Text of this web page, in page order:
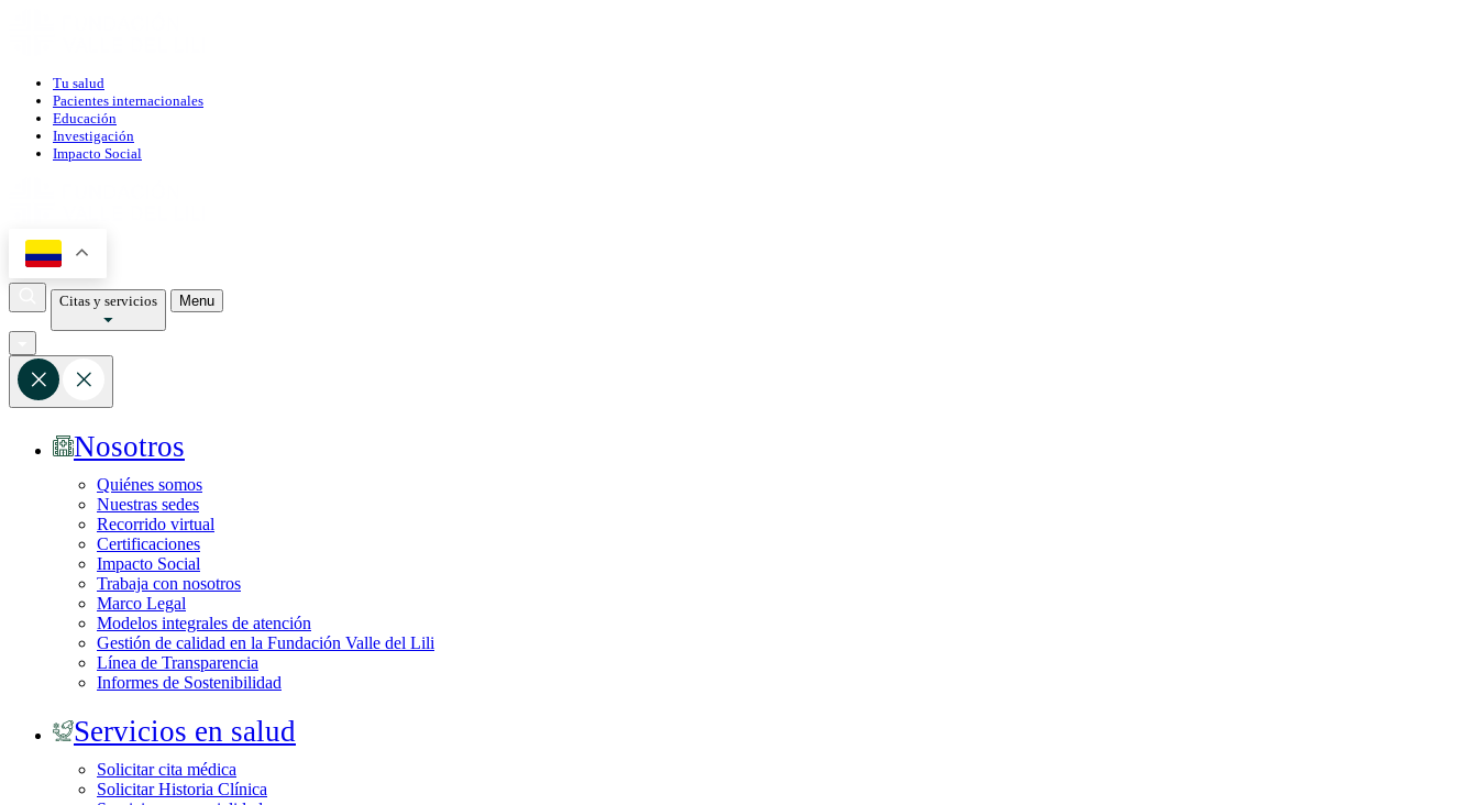
Tu salud
Pacientes internacionales
Educación
Investigación
Impacto Social
Citas y servicios Menu
Nosotros
Quiénes somos
Nuestras sedes
Recorrido virtual
Certificaciones
Impacto Social
Trabaja con nosotros
Marco Legal
Modelos integrales de atención
Gestión de calidad en la Fundación Valle del Lili
Línea de Transparencia
Informes de Sostenibilidad
Servicios en salud
Solicitar cita médica
Solicitar Historia Clínica